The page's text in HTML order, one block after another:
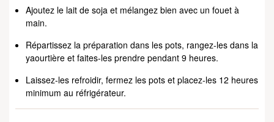
Ajoutez le lait de soja et mélangez bien avec un fouet à
main.
Répartissez la préparation dans les pots, rangez-les dans la
yaourtière et faites-les prendre pendant 9 heures.
Laissez-les refroidir, fermez les pots et placez-les 12 heures
minimum au réfrigérateur.